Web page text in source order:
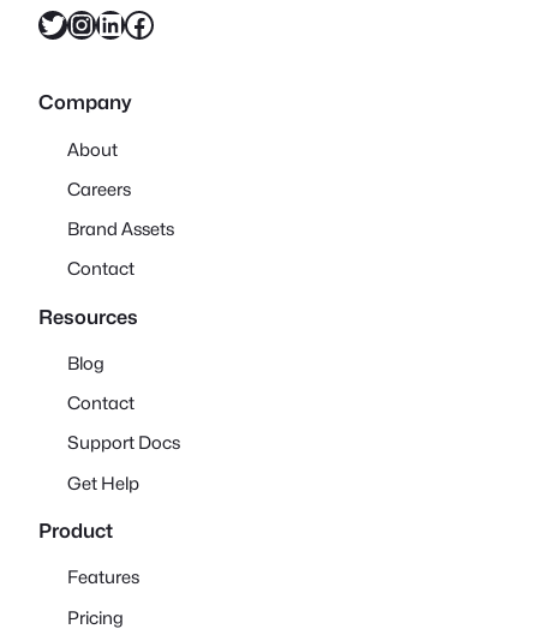
Twitter InstagramLinkedIn Facebook
Company
About
Careers
Brand Assets
Contact
Resources
Blog
Contact
Support Docs
Get Help
Product
Features
Pricing